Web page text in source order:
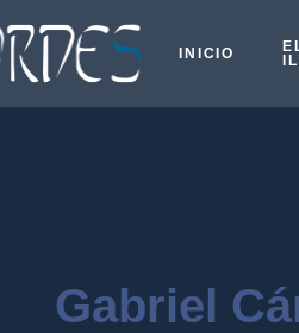
INICIO
Gabriel